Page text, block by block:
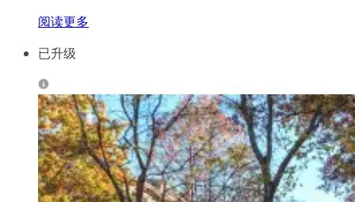
阅读更多
已升级